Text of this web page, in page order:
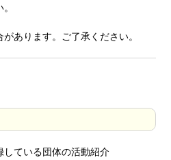
あります。ご了承ください。
している団体の活動紹介